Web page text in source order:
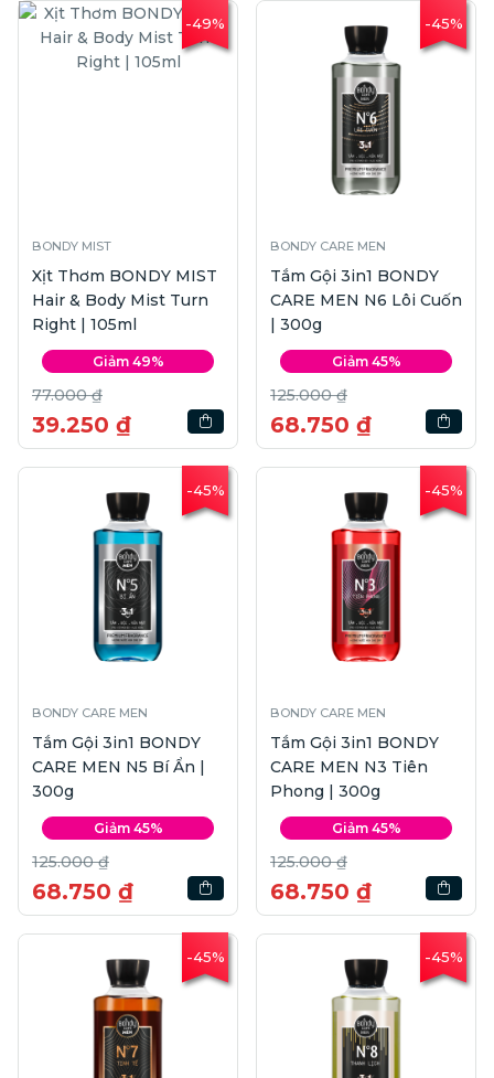
-49%
BONDY MIST
Xịt Thơm BONDY MIST
Hair & Body Mist Turn
Right | 105ml
Giảm 49%
77.000 ₫
39.250 ₫
-45%
BONDY CARE MEN
Tắm Gội 3in1 BONDY
CARE MEN N6 Lôi Cuốn
| 300g
Giảm 45%
125.000 ₫
68.750 ₫
-45%
BONDY CARE MEN
Tắm Gội 3in1 BONDY
CARE MEN N5 Bí Ẩn |
300g
Giảm 45%
125.000 ₫
68.750 ₫
-45%
BONDY CARE MEN
Tắm Gội 3in1 BONDY
CARE MEN N3 Tiên
Phong | 300g
Giảm 45%
125.000 ₫
68.750 ₫
-45% -45%